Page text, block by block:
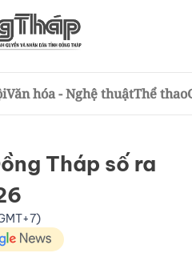
Văn hóa - Nghệ thuậtThể thao
Tháp số ra